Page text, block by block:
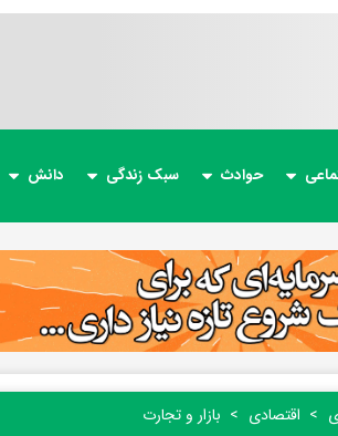
حوادث سبک زندگی دانش
اقتصادی بازار و تجارت